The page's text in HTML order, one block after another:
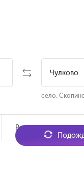
село,
Время отправления